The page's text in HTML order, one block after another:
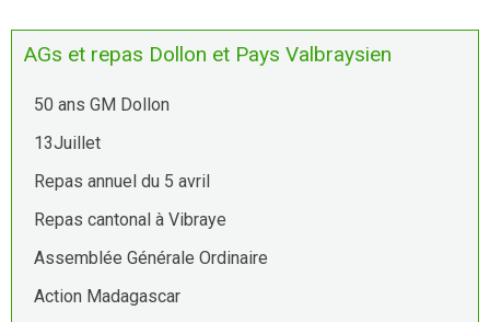
AGs et repas Dollon et Pays Valbraysien
50 ans GM Dollon
13Juillet
Repas annuel du 5 avril
Repas cantonal à Vibraye
Assemblée Générale Ordinaire
Action Madagascar